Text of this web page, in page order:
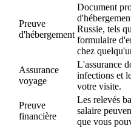
Preuve
d'hébergement
Document
Russie, tels
formulaire
chez
Assurance
voyage
L'assurance
infections et
votre visite.
Preuve
financière
Les relevés
salaire
que vous